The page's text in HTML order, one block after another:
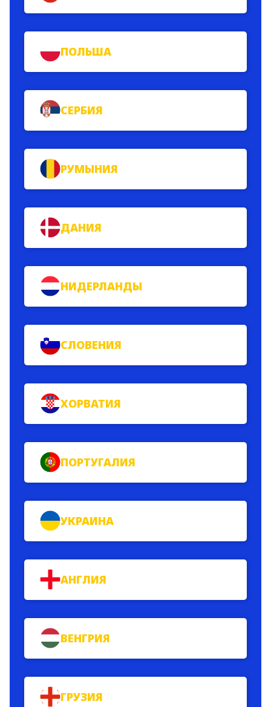
ПОЛЬША
СЕРБИЯ
РУМЫНИЯ
ДАНИЯ
НИДЕРЛАНДЫ
СЛОВЕНИЯ
ХОРВАТИЯ
ПОРТУГАЛИЯ
УКРАИНА
АНГЛИЯ
ВЕНГРИЯ
ГРУЗИЯ